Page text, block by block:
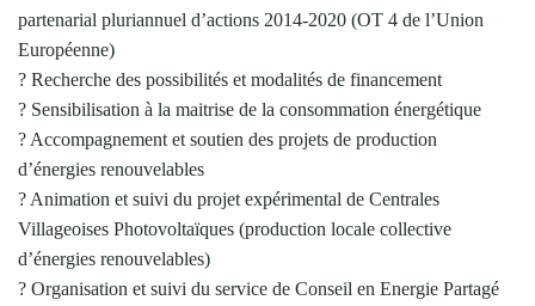
partenarial pluriannuel d’actions 2014-2020 (OT 4 de l’Union
Européenne)
? Recherche des possibilités et modalités de financement
? Sensibilisation à la maitrise de la consommation énergétique
? Accompagnement et soutien des projets de production
d’énergies renouvelables
? Animation et suivi du projet expérimental de Centrales
Villageoises Photovoltaïques (production locale collective
d’énergies renouvelables)
? Organisation et suivi du service de Conseil en Energie Partagé